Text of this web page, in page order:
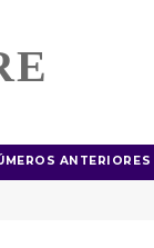
ANTERIORES